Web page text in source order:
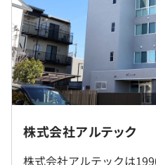
基本的な常駐はありません
場合がああります。
8：30～17：30（所定労働
休憩時間：60分
平均残業時間：平均10時間
株式会社アルテック
株式会社アルテックは